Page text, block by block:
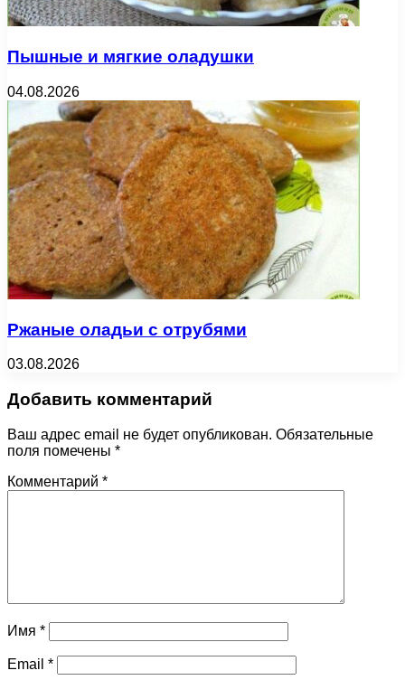
Пышные и мягкие оладушки
04.08.2026
Ржаные оладьи с отрубями
03.08.2026
Добавить комментарий
Ваш адрес email не будет опубликован. Обязательные
поля помечены *
Комментарий *
Имя *
Email *